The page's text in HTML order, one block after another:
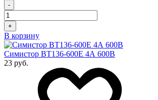
-
+
В корзину
Симистор BT136-600Е 4А 600В
23 руб.